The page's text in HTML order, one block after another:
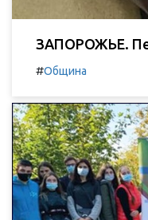
ЗАПОРОЖЬЕ.
#Община